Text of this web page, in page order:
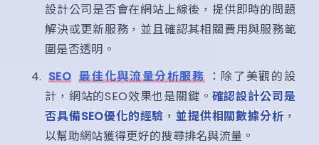
設計公司是否會在網站上線後，提供即時的問題
解決或更新服務，並且確認其相關費用與服務範
圍是否透明。
SEO 最佳化與流量分析服務 ：除了美觀的設
計，網站的SEO效果也是關鍵。 確認設計公司是
否具備SEO優化的經驗 ，並提供相關數據分析 ，
以幫助網站獲得更好的搜尋排名與流量。